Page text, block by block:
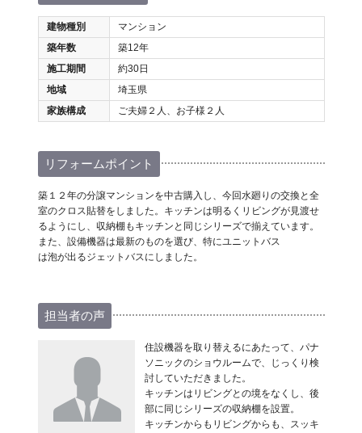
建物種別
マンション
築年数
築12年
施工期間
約30日
地域
埼玉県
家族構成
ご夫婦２人、お子様２人
リフォームポイント
築１２年の分譲マンションを中古購入し、今回水廻りの交換と全
室のクロス貼替をしました。キッチンは明るくリビングが見渡せ
るようにし、収納棚もキッチンと同じシリーズで揃えています。
また、設備機器は最新のものを選び、特にユニットバス
は泡が出るジェットバスにしました。
担当者の声
住設機器を取り替えるにあたって、パナ
ソニックのショウルームで、じっくり検
討していただきました。
キッチンはリビングとの境をなくし、後
部に同じシリーズの収納棚を設置。
キッチンからもリビングからも、スッキ